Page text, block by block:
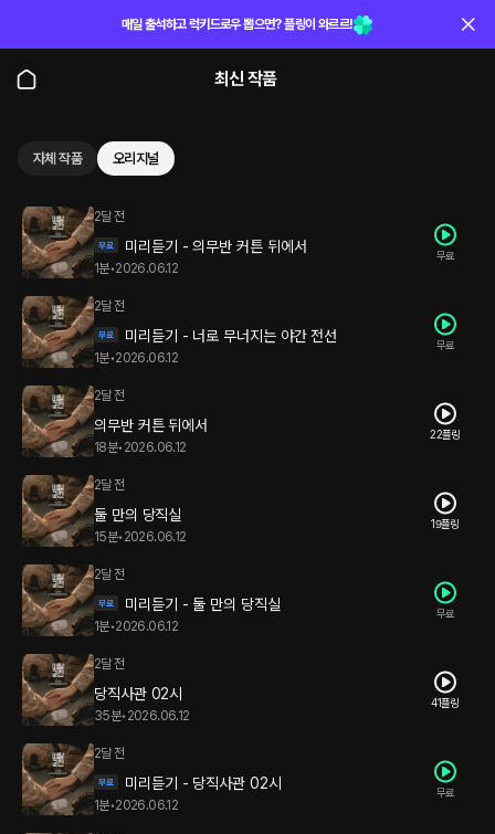
매일 출석하고 럭키드로우 뽑으면? 플링이 와르르!
최신 작품
자체 작품 오리지널
2달 전
미리듣기 - 의무반 커튼 뒤에서
1분•2026.06.12
무료
2달 전
미리듣기 - 너로 무너지는 야간 전선
1분•2026.06.12
무료
2달 전
의무반 커튼 뒤에서
18분• 2026.06.12
22플링
2달 전
둘 만의 당직실
15분• 2026.06.12
19플링
2달 전
미리듣기 - 둘 만의 당직실
1분•2026.06.12
무료
2달 전
당직사관 02시
35분• 2026.06.12
41플링
2달 전
미리듣기 - 당직사관 02시
1분•2026.06.12
무료